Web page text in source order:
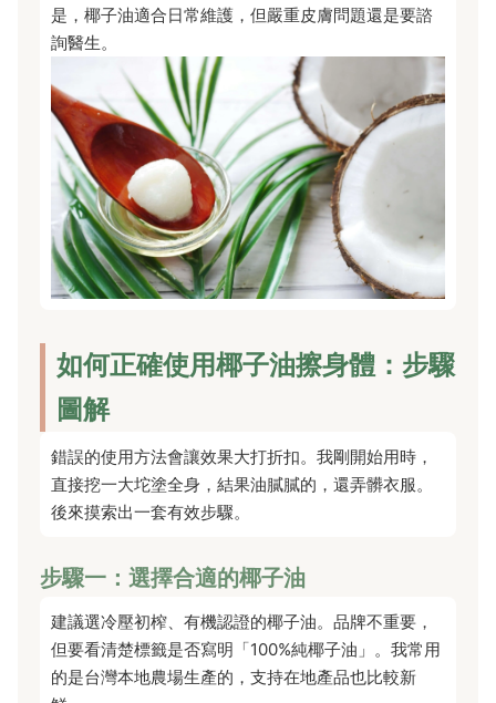
是，椰子油適合日常維護，但嚴重皮膚問題還是要諮
詢醫生。
如何正確使用椰子油擦身體：步驟
圖解
錯誤的使用方法會讓效果大打折扣。我剛開始用時，
直接挖一大坨塗全身，結果油膩膩的，還弄髒衣服。
後來摸索出一套有效步驟。
步驟一：選擇合適的椰子油
建議選冷壓初榨、有機認證的椰子油。品牌不重要，
但要看清楚標籤是否寫明「100%純椰子油」。我常用
的是台灣本地農場生產的，支持在地產品也比較新